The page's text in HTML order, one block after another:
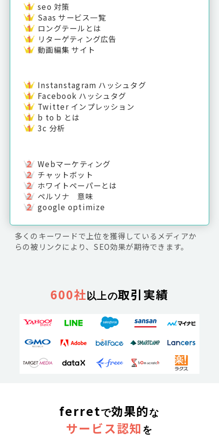
seo 対策
Saas サービス一覧
ロングテールとは
リターゲティング広告
動画編集 サイト
Instanstagram ハッシュタグ
Facebook ハッシュタグ
Twitter インプレッション
b to b とは
3c 分析
Webマーケティング
チャットボット
ホワイトペーパーとは
ペルソナ 意味
google optimize
多くのキーワードで上位を獲得しているメディアか
らの被リンクにより、SEO効果が期待できます。
600社 以上の取引実績
ferretで効果的な
サービス認知 を